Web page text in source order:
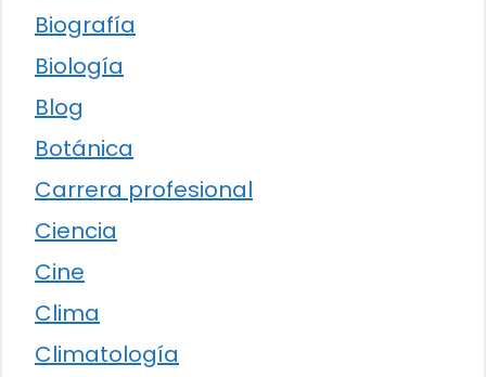
Biografía
Biología
Blog
Botánica
Carrera profesional
Ciencia
Cine
Clima
Climatología